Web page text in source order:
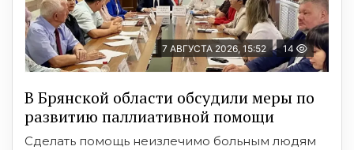
7 АВГУСТА 2026, 15:52 14
В Брянской области обсудили меры по
развитию паллиативной помощи
Сделать помощь неизлечимо больным людям